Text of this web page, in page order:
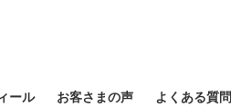
ール お客さまの声 よくある質問